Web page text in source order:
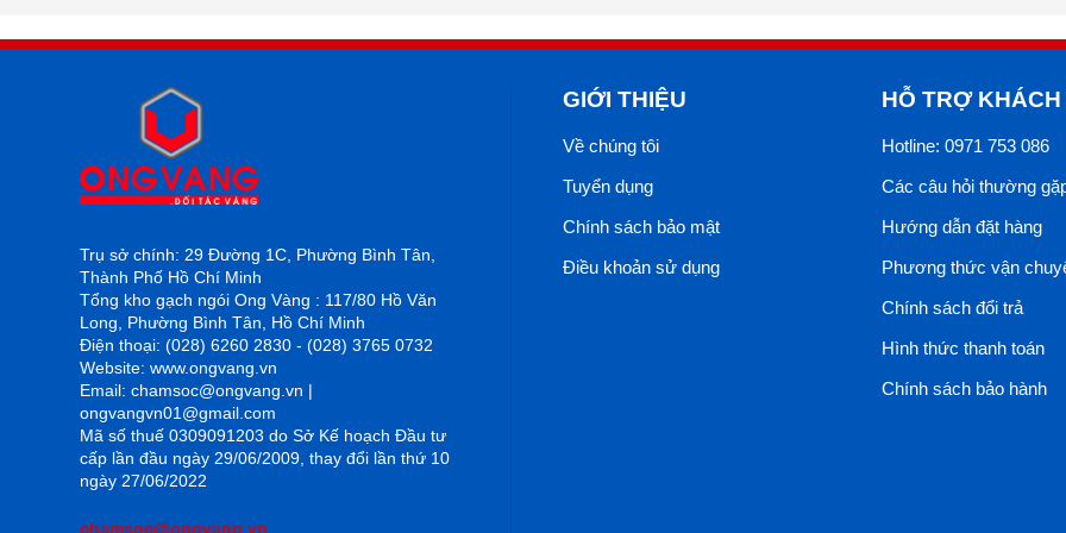
Trụ sở chính: 29 Đường 1C, Phường Bình Tân,
Thành Phố Hồ Chí Minh
Tổng kho gạch ngói Ong Vàng : 117/80 Hồ Văn
Long, Phường Bình Tân, Hồ Chí Minh
Điện thoại: (028) 6260 2830 - (028) 3765 0732
Website: www.ongvang.vn
Email: chamsoc@ongvang.vn |
ongvangvn01@gmail.com
Mã số thuế 0309091203 do Sở Kế hoạch Đầu tư
cấp lần đầu ngày 29/06/2009, thay đổi lần thứ 10
ngày 27/06/2022
chamsoc@ongvang.vn
GIỚI THIỆU
Về chúng tôi
Tuyển dụng
Chính sách bảo mật
Điều khoản sử dụng
HỖ TRỢ
Hotline: 0971 753 086
Các câu hỏi thường
Hướng dẫn đặt hàng
Phương thức vận
Chính sách đổi trả
Hình thức thanh toán
Chính sách bảo hành